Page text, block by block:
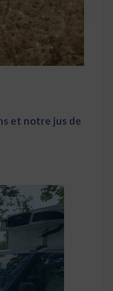
et notre jus de